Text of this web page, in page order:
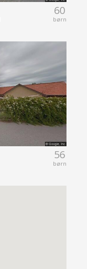
60
børn
56
børn